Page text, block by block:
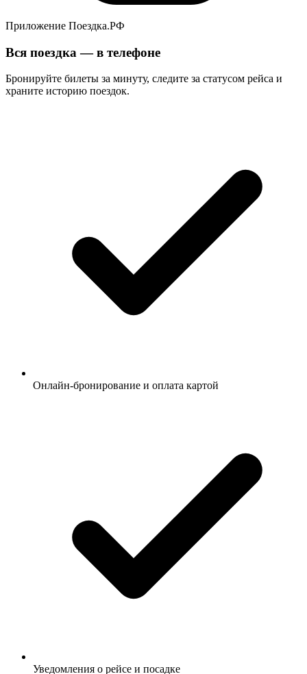
Приложение Поездка.РФ
Вся поездка — в телефоне
Бронируйте билеты за минуту, следите за статусом рейса и
храните историю поездок.
Онлайн-бронирование и оплата картой
Уведомления о рейсе и посадке